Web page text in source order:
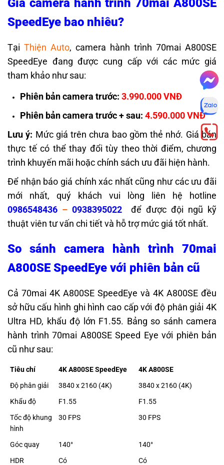
Giá camera hành trình 70mai A800SE
SpeedEye bao nhiêu?
Tại Thiện Auto, camera hành trình 70mai A800SE
SpeedEye đang được cung cấp với các mức giá
tham khảo như sau:
Phiên bản camera trước: 3.990.000 VNĐ
Phiên bản camera trước + sau: 4.590.000 VNĐ
Lưu ý: Mức giá trên chưa bao gồm thẻ nhớ. Giá bán
thực tế có thể thay đổi tùy theo thời điểm, chương
trình khuyến mãi hoặc chính sách ưu đãi hiện hành.
Để nhận báo giá chính xác nhất cũng như các ưu đãi
mới nhất, quý khách vui lòng liên hệ hotline
0986548436 – 0938395022 để được đội ngũ kỹ
thuật viên tư vấn chi tiết và hỗ trợ mức giá tốt nhất.
So sánh camera hành trình 70mai
A800SE SpeedEye với phiên bản cũ
Cả 70mai 4K A800SE SpeedEye và 4K A800SE đều
sở hữu cấu hình ghi hình cao cấp với độ phân giải 4K
Ultra HD, khẩu độ lớn F1.55. Bảng so sánh camera
hành trình 70mai A800SE Speed Eye với phiên bản
cũ như sau:
Tiêu chí 4K A800SE SpeedEye
4K A800SE
Độ phân giải
3840 x 2160 (4K)
3840 x 2160 (4K)
Khẩu độ
F1.55
F1.55
Tốc độ khung
hình
30 FPS 30 FPS
Góc quay 140°
140°
HDR
Có
Có